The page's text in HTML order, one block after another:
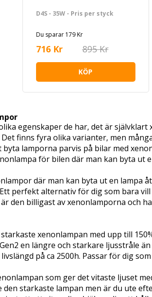
D4S - 35W - Pris per styck
Du sparar 179 Kr
716 Kr 895 Kr
KÖP
egenskaper de har, det är
finns fyra olika varianter, men
lamporna parvis på bilar med
för bilen där man kan byta ut
där man kan byta ut en lampa
perfekt alternativ för dig som bara
är den billigast av xenonlamporna och
xenonlampan med upp till
en längre och starkare ljusstråle
på ca 2500h. Passar för dig
som ger det vitaste ljuset
den starkaste lampan men är du ute